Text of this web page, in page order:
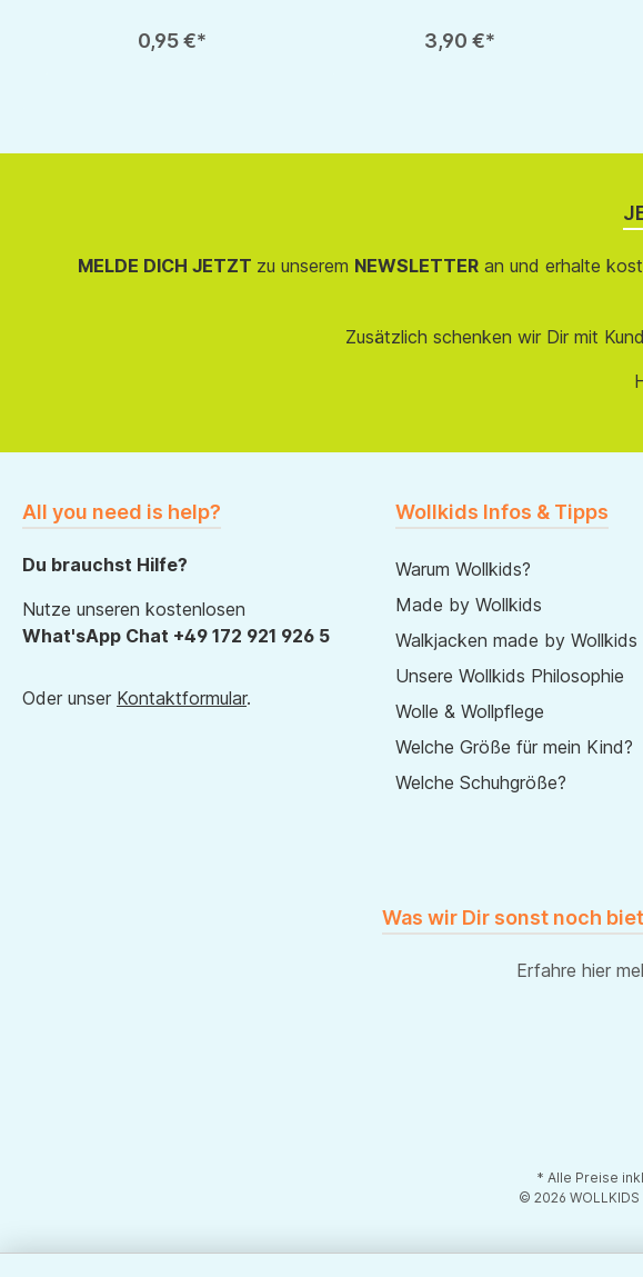
0,95 €* 3,90 €*
MELDE DICH JETZT zu unserem NEWSLETTERan und erhalte
Zusätzlich schenken wir Dir mit
All you need is help?
Du brauchst Hilfe?
Nutze unseren kostenlosen
What'sApp Chat +49 172 921 926 5
Oder unser Kontaktformular.
Wollkids Infos & Tipps
Warum Wollkids?
Made by Wollkids
Walkjacken made by Wollkids
Unsere Wollkids Philosophie
Wolle & Wollpflege
Welche Größe für mein Kind?
Welche Schuhgröße?
Was wir Dir sonst noch
Erfahre hier
* Alle Preise
© 2026